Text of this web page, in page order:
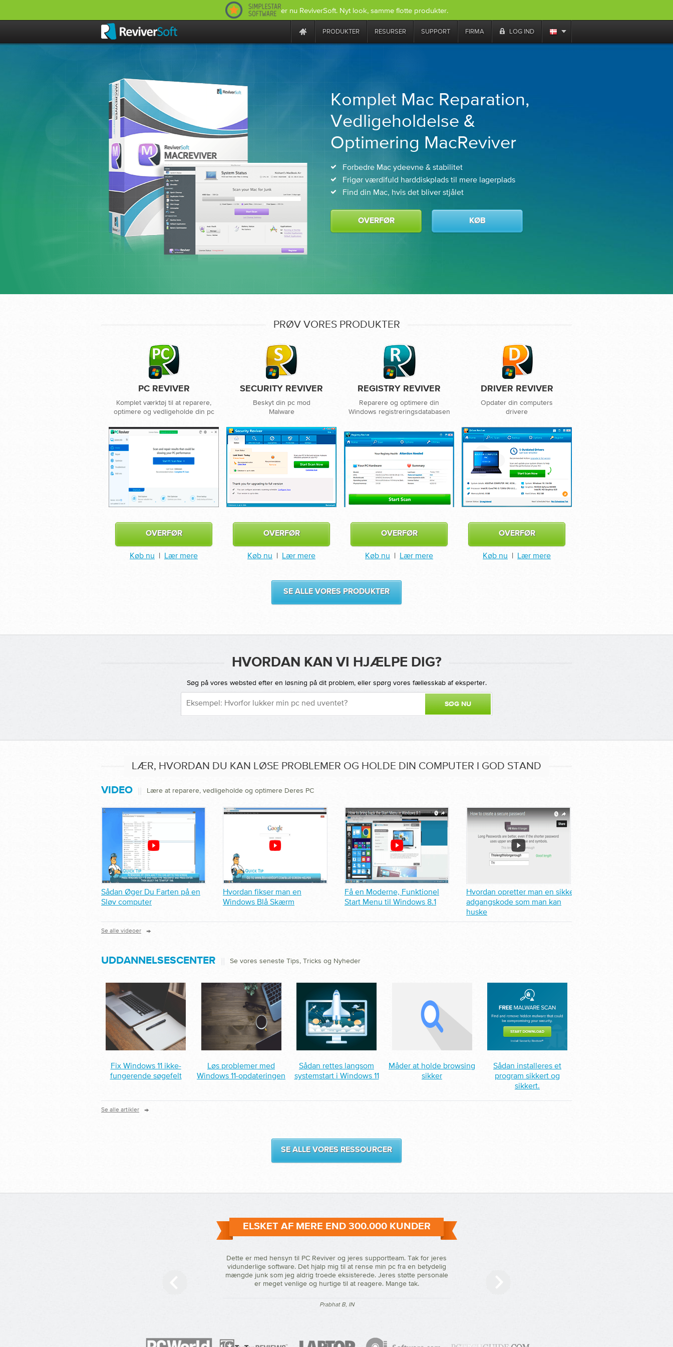
er nu ReviverSoft. Nyt look, samme flotte produkter.
PRODUKTER RESURSER SUPPORT FIRMA LOG IND
Komplet Mac Reparation,
Vedligeholdelse &
Optimering MacReviver
Forbedre Mac ydeevne & stabilitet
Frigør værdifuld harddiskplads til mere lagerplads
Find din Mac, hvis det bliver stjålet
OVERFØR KØB
PRØV VORES PRODUKTER
PC REVIVER
Komplet værktøj til at reparere,
optimere og vedligeholde din pc
SECURITY REVIVER
Beskyt din pc mod
Malware
REGISTRY REVIVER
Reparere og optimere din
Windows registreringsdatabasen
DRIVER REVIVER
Opdater din computers
drivere
OVERFØR
Køb nu | Lær mere
OVERFØR
Køb nu | Lær mere
OVERFØR
Køb nu | Lær mere
OVERFØR
Køb nu | Lær mere
SE ALLE VORES PRODUKTER
HVORDAN KAN VI HJÆLPE DIG?
Søg på vores websted efter en løsning på dit problem, eller spørg vores fællesskab af eksperter.
LÆR, HVORDAN DU KAN LØSE PROBLEMER OG HOLDE DIN COMPUTER I GOD STAND
VIDEO Lære at reparere, vedligeholde og optimere Deres PC
Sådan Øger Du Farten på en
Sløv computer
Hvordan fikser man en
Windows Blå Skærm
Få en Moderne, Funktionel
Start Menu til Windows 8.1
Hvordan opretter man en sikker
adgangskode som man kan
huske
Se alle videoer →
UDDANNELSESCENTER Se vores seneste Tips, Tricks og Nyheder
Fix Windows 11 ikke-
fungerende søgefelt
Løs problemer med
Windows 11-opdateringen
Sådan rettes langsom
systemstart i Windows 11
Måder at holde browsing
sikker
Sådan installeres et
program sikkert og
sikkert.
Se alle artikler →
SE ALLE VORES RESSOURCER
ELSKET AF MERE END 300.000 KUNDER
Dette er med hensyn til PC Reviver og jeres supportteam. Tak for jeres
vidunderlige software. Det hjalp mig til at rense min pc fra en betydelig
mængde junk som jeg aldrig troede eksisterede. Jeres støtte personale
er meget venlige og hurtige til at reagere. Mange tak.
Prabhat B, IN